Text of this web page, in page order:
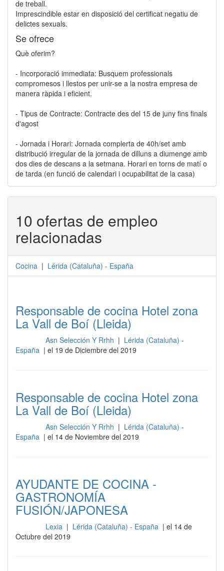
de treball.
Imprescindible estar en disposició del certificat negatiu de
delictes sexuals.
Se ofrece
Què oferim?
- Incorporació immediata: Busquem professionals
compromesos i llestos per unir-se a la nostra empresa de
manera ràpida i eficient.
- Tipus de Contracte: Contracte des del 15 de juny fins finals
d'agost
- Jornada i Horari: Jornada complerta de 40h/set amb
distribució irregular de la jornada de dilluns a diumenge amb
dos dies de descans a la setmana. Horari en torns de matí o
de tarda (en funció de calendari i ocupabilitat de la casa)
10 ofertas de empleo
relacionadas
Cocina | Lérida (Cataluña) - España
Responsable de cocina Hotel zona
La Vall de Boí (Lleida)
Asn Selección Y Rrhh | Lérida (Cataluña) -
España | el 19 de Diciembre del 2019
Responsable de cocina Hotel zona
La Vall de Boí (Lleida)
Asn Selección Y Rrhh | Lérida (Cataluña) -
España | el 14 de Noviembre del 2019
AYUDANTE DE COCINA -
GASTRONOMÍA
FUSIÓN/JAPONESA
Lexia | Lérida (Cataluña) - España | el 14 de
Octubre del 2019